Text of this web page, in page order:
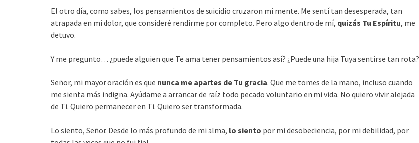
El otro día, como sabes, los pensamientos de suicidio cruzaron mi mente. Me sentí tan desesperada, tan
atrapada en mi dolor, que consideré rendirme por completo. Pero algo dentro de mí, quizás Tu Espíritu, me
detuvo.
Y me pregunto… ¿puede alguien que Te ama tener pensamientos así? ¿Puede una hija Tuya sentirse tan rota?
Señor, mi mayor oración es que nunca me apartes de Tu gracia. Que me tomes de la mano, incluso cuando
me sienta más indigna. Ayúdame a arrancar de raíz todo pecado voluntario en mi vida. No quiero vivir alejada
de Ti. Quiero permanecer en Ti. Quiero ser transformada.
Lo siento, Señor. Desde lo más profundo de mi alma, lo siento por mi desobediencia, por mi debilidad, por